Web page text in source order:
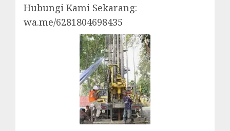
Hubungi Kami Sekarang:
wa.me/6281804698435